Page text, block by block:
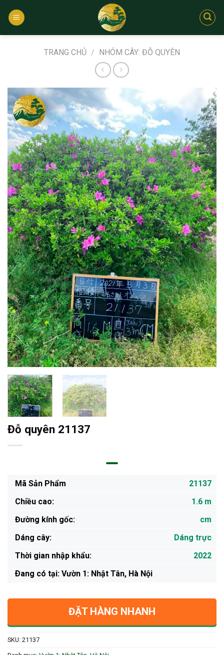
qua
TRANG CHỦ / NHÓM CÂY: ĐỖ QUYÊN
Đỗ quyên 21137
Mã Sản Phẩm
21137
Chiều cao:
1.6 m
Đường kính gốc:
cm
Dáng cây:
Dáng trực
Thời gian nhập khẩu:
2022
Ðang có tại: Vườn 1: Nhật Tân, Hà Nội
ĐẶT HÀNG NHANH
SKU: 21137